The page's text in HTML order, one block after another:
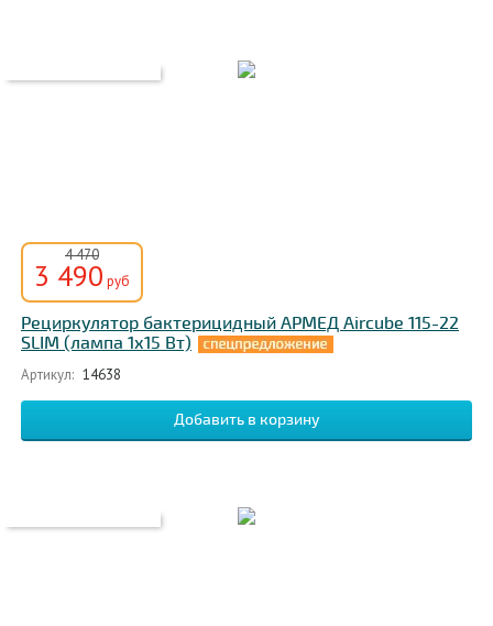
4 470
3 490 руб
Рециркулятор бактерицидный АРМЕД Aircube 115-22
SLIM (лампа 1х15 Вт)
Артикул: 14638